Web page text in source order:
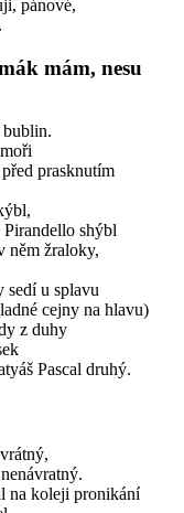
pánové,
mám, nesu
prasknutím
Pirandello shýbl
něm žraloky,
sedí u splavu
cejny na hlavu)
z duhy
Pascal druhý.
na koleji pronikání